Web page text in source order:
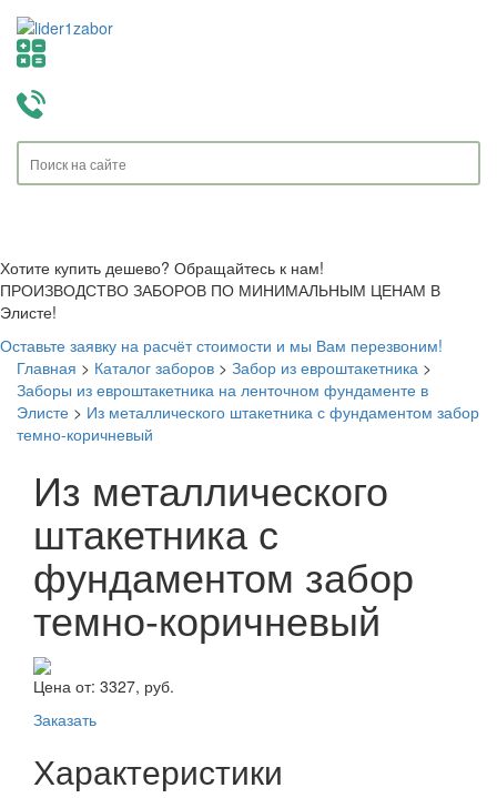
Хотите купить дешево? Обращайтесь к нам!
ПРОИЗВОДСТВО ЗАБОРОВ ПО МИНИМАЛЬНЫМ ЦЕНАМ В
Элисте!
Оставьте заявку на расчёт стоимости и мы Вам перезвоним!
Главная > Каталог заборов > Забор из евроштакетника >
Заборы из евроштакетника на ленточном фундаменте в
Элисте > Из металлического штакетника с фундаментом забор
темно-коричневый
Из металлического
штакетника с
фундаментом забор
темно-коричневый
Цена от: 3327, руб.
Заказать
Характеристики